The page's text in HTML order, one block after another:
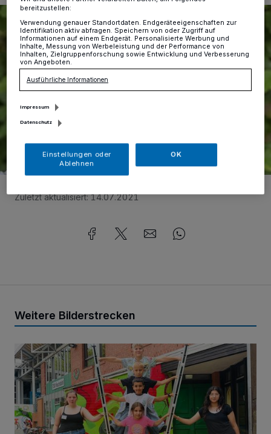
Zuletzt aktualisiert:14.07.2021
Weitere Bilderstrecken
Ein bunter Spielesommer
bereitzustellen:
Verwendung genauer Standortdaten. Endgeräteeigenschaften zur
Identifikation aktiv abfragen. Speichern von oder Zugriff auf
Informationen auf einem Endgerät. Personalisierte Werbung und
Inhalte, Messung von Werbeleistung und der Performance von
Inhalten, Zielgruppenforschung sowie Entwicklung und Verbesserung
von Angeboten.
Ausführliche Informationen
Impressum
Datenschutz
Einstellungen oder
Ablehnen
OK